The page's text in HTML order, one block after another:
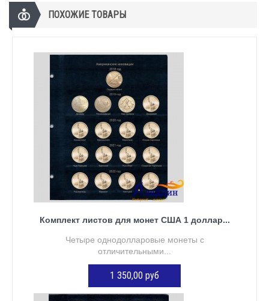
ПОХОЖИЕ ТОВАРЫ
Комплект листов для монет США 1 доллар...
Четыре однодолларовые монеты с
отличительными...
1 350,00 руб
ДОБАВИТЬ В КОРЗИНУ